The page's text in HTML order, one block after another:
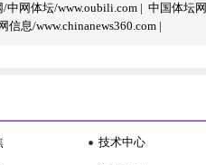
中网体坛/www.oubili.com | 中国体坛
信息/www.chinanews360.com |
技术中心